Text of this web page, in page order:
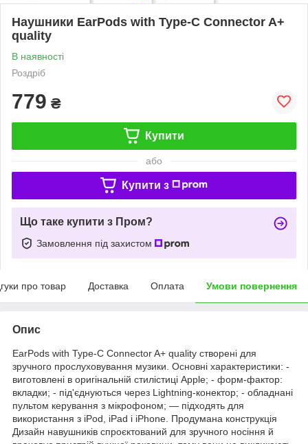
Наушники EarPods with Type-C Connector A+
quality
В наявності
Роздріб
779 ₴
Купити
або
Купити з
Що таке купити з Пром?
Замовлення під захистом
про товар Доставка Оплата Умови повернення
Опис
EarPods with Type-C Connector A+ quality створені для
зручного прослуховування музики. Основні характеристики: -
виготовлені в оригінальній стилістиці Apple; - форм-фактор:
вкладки; - під'єднуються через Lightning-конектор; - обладнані
пультом керування з мікрофоном; — підходять для
використання з iPod, iPad і iPhone. Продумана конструкція
Дизайн навушників спроєктований для зручного носіння й